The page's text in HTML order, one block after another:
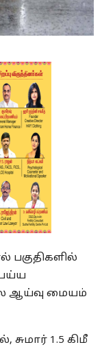
பகுதிகளில்
ஆய்வு மையம்
சுமார் 1.5 கிமீ